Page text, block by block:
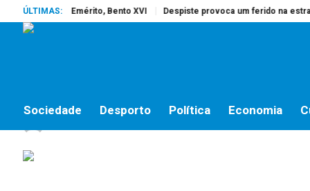
ÚLTIMAS:
o Papa Emérito, Bento XVI Despiste provoca um ferido na estrada do
Sociedade Desporto Política Economia